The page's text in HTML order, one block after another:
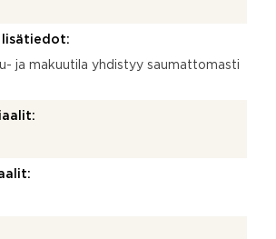
lisätiedot:
ja makuutila yhdistyy saumattomasti